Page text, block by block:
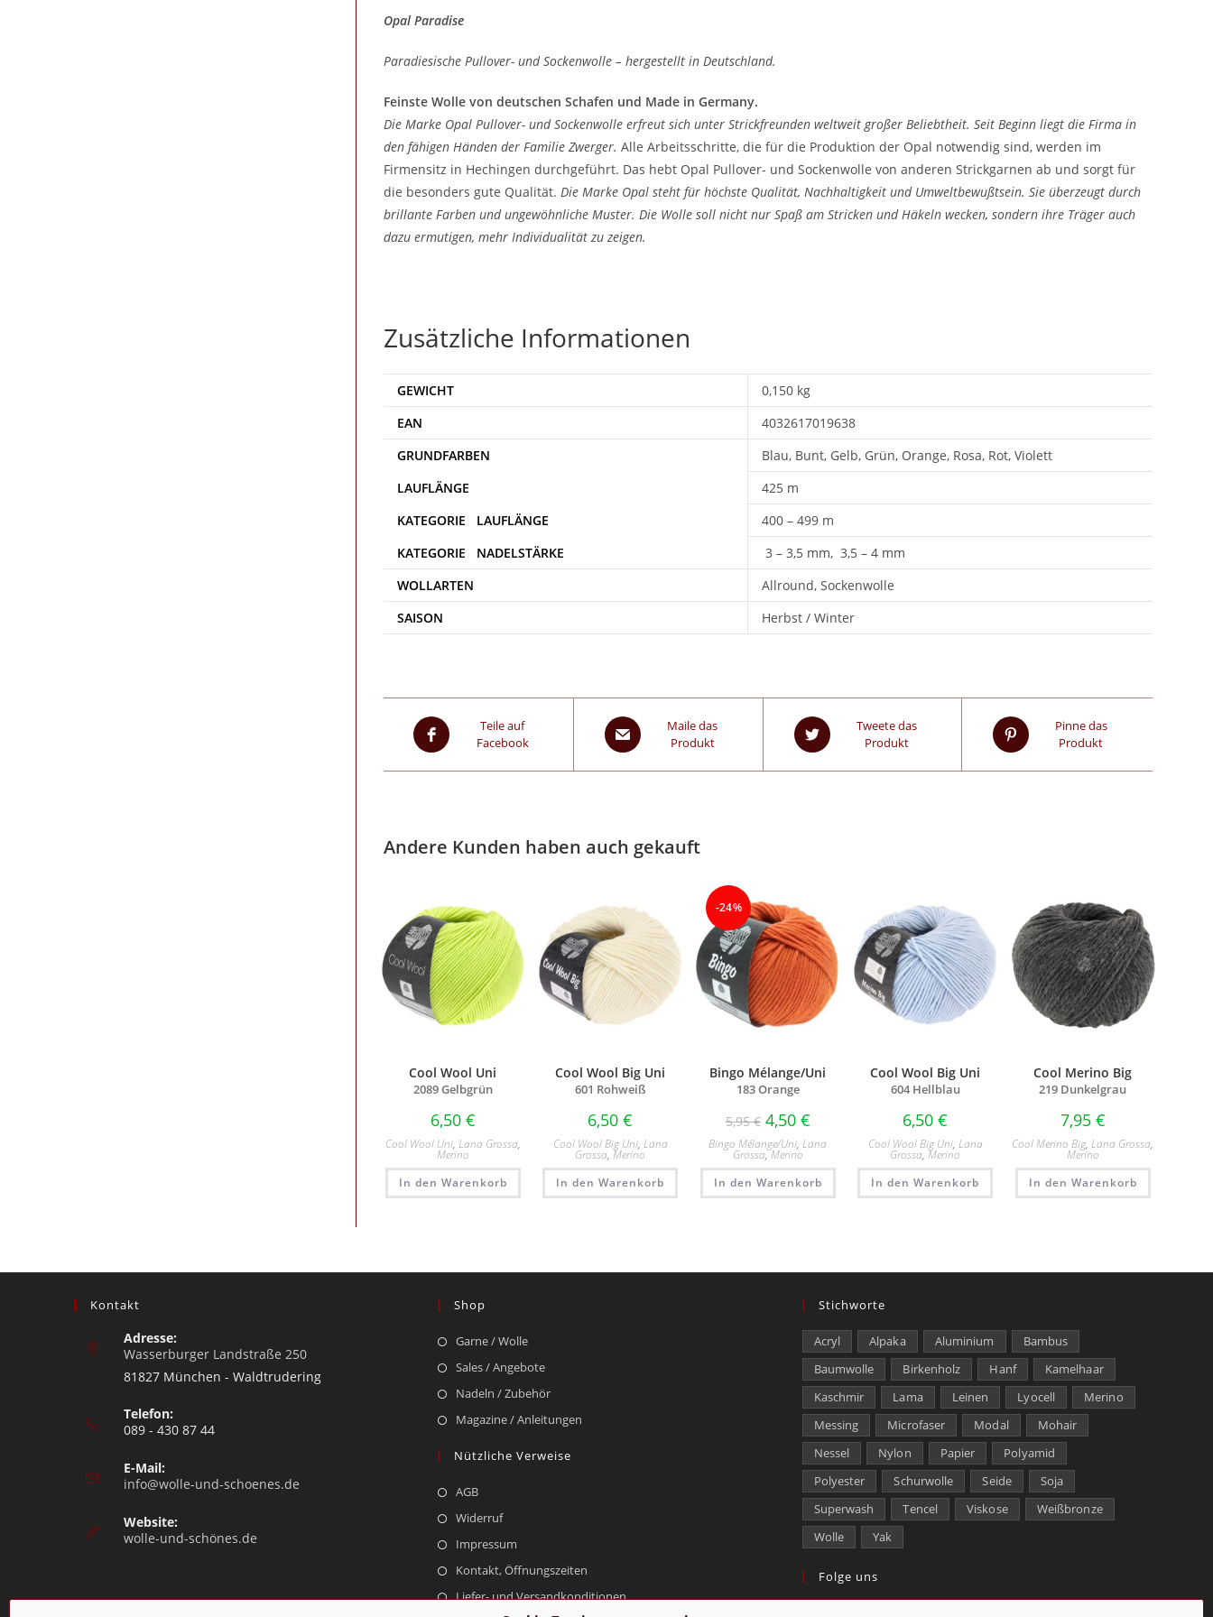
Opal Paradise
Paradiesische Pullover- und Sockenwolle – hergestellt in Deutschland.
Feinste Wolle von deutschen Schafen und Made in Germany.
Die Marke Opal Pullover- und Sockenwolle erfreut sich unter Strickfreunden weltweit großer Beliebtheit. Seit Beginn liegt die Firma in
den fähigen Händen der Familie Zwerger. Alle Arbeitsschritte, die für die Produktion der Opal notwendig sind, werden im
Firmensitz in Hechingen durchgeführt. Das hebt Opal Pullover- und Sockenwolle von anderen Strickgarnen ab und sorgt für
die besonders gute Qualität. Die Marke Opal steht für höchste Qualität, Nachhaltigkeit und Umweltbewußtsein. Sie überzeugt durch
brillante Farben und ungewöhnliche Muster. Die Wolle soll nicht nur Spaß am Stricken und Häkeln wecken, sondern ihre Träger auch
dazu ermutigen, mehr Individualität zu zeigen.
Zusätzliche Informationen
GEWICHT
0,150 kg
EAN
4032617019638
Blau, Bunt, Gelb, Grün, Orange, Rosa, Rot, Violett
425 m
400 – 499 m
3 – 3,5 mm, 3,5 – 4 mm
WOLLARTEN
Allround, Sockenwolle
SAISON
Herbst / Winter
Teile auf
Facebook
Maile das
Produkt
Tweete das
Produkt
Pinne das
Produkt
Andere Kunden haben auch gekauft
Cool Wool Uni
2089 Gelbgrün
6,50 €
Cool Wool Uni, Lana Grossa,
Merino
In den Warenkorb
Cool Wool Big Uni
601 Rohweiß
6,50€
Cool Wool Big Uni, Lana
Grossa,Merino
In den Warenkorb
-24%
Bingo Mélange/Uni
183 Orange
5,95€ 4,50 €
Bingo Mélange/​Uni,Lana
Grossa,Merino
In den Warenkorb
Cool Wool Big Uni
604 Hellblau
6,50€
Cool Wool Big Uni, Lana
Grossa,Merino
In den Warenkorb
Cool Merino Big
219 Dunkelgrau
7,95 €
Cool Merino Big,Lana Grossa,
Merino
In den Warenkorb
Kontakt
Adresse:
Wasserburger Landstraße 250
81827 München - Waldtrudering
Telefon:
089 - 430 87 44
E-Mail:
info@wolle-und-schoenes.de
Website:
wolle-und-schönes.de
Shop
Garne / Wolle
Sales / Angebote
Nadeln / Zubehör
Magazine / Anleitungen
Nützliche Verweise
AGB
Widerruf
Impressum
Kontakt, Öffnungszeiten
Liefer- und Versandkonditionen
Stichworte
Acryl Alpaka Aluminium
Bambus
Baumwolle
Birkenholz Hanf
Kamelhaar
Kaschmir
Lama Leinen Lyocell
Merino
Messing
Microfaser Modal
Mohair
Nessel
Nylon Papier
Polyamid
Polyester
Schurwolle Seide
Soja
Superwash
Tencel Viskose
Weißbronze
Wolle
Yak
Folge uns